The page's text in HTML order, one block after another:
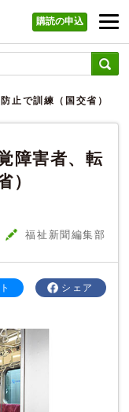
購読の申込
止で訓練（国交省）
障害者、転
）
福祉新聞編集部
シェア